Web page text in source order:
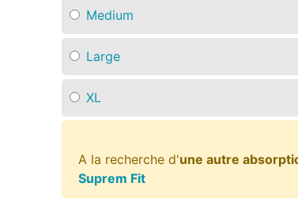
Medium
Large
XL
A la recherche d'une autre
Suprem Fit